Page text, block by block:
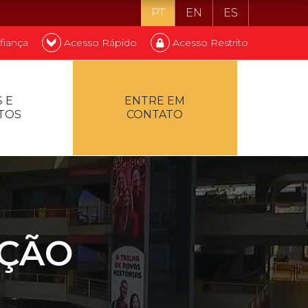
PT EN ES
Acesso Rápido Acesso Restrito
E
ENTRE EM
CONTATO